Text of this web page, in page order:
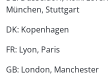
München, Stuttgart
DK: Kopenhagen
FR: Lyon, Paris
GB: London, Manchester